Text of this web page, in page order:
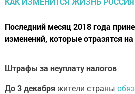
Последний месяц 2018 года
изменений, которые отразятся
Штрафы за неуплату налогов
До 3 декабря жители страны